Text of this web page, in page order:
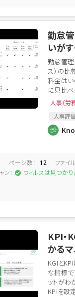
勤怠
いが
勤怠管理
ス）の比
料金はい
に見比
人事（労
人事評価
クラウド
クラウド
ページ数： 12 ファイ
ン： ウィルスは見つか
KPI・
かる
KGIと
な指標で
ットがわ
KPIを設